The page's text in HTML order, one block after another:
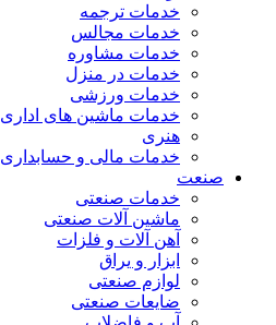
خدمات ترجمه
خدمات مجالس
خدمات مشاوره
خدمات در منزل
خدمات ورزشی
خدمات ماشین های اداری
هنری
خدمات مالی و حسابداری
صنعت
خدمات صنعتی
ماشین آلات صنعتی
آهن آلات و فلزات
ابزار و یراق
لوازم صنعتی
ضایعات صنعتی